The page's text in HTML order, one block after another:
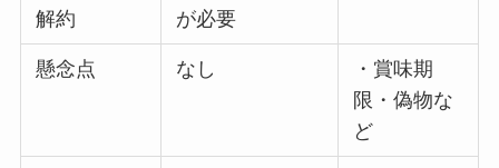
解約
が必要
懸念点 なし
・賞味期
限・偽物な
ど